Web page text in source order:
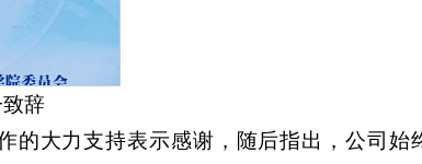
辞
的大力支持表示感谢，随后指出，公司始